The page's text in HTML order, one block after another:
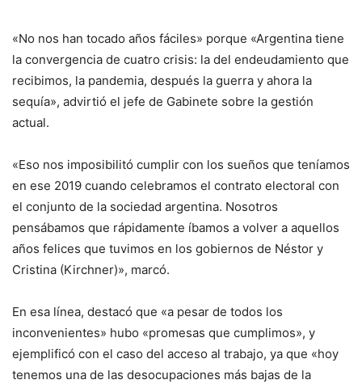
«No nos han tocado años fáciles» porque «Argentina tiene
la convergencia de cuatro crisis: la del endeudamiento que
recibimos, la pandemia, después la guerra y ahora la
sequía», advirtió el jefe de Gabinete sobre la gestión
actual.
«Eso nos imposibilitó cumplir con los sueños que teníamos
en ese 2019 cuando celebramos el contrato electoral con
el conjunto de la sociedad argentina. Nosotros
pensábamos que rápidamente íbamos a volver a aquellos
años felices que tuvimos en los gobiernos de Néstor y
Cristina (Kirchner)», marcó.
En esa línea, destacó que «a pesar de todos los
inconvenientes» hubo «promesas que cumplimos», y
ejemplificó con el caso del acceso al trabajo, ya que «hoy
tenemos una de las desocupaciones más bajas de la